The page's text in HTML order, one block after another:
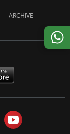
ARCHIVE